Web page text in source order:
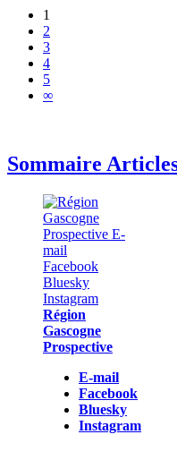
1
2
3
4
5
∞
Sommaire
Région
Gascogne
Prospective
E-mail
Facebook
Bluesky
Instagram